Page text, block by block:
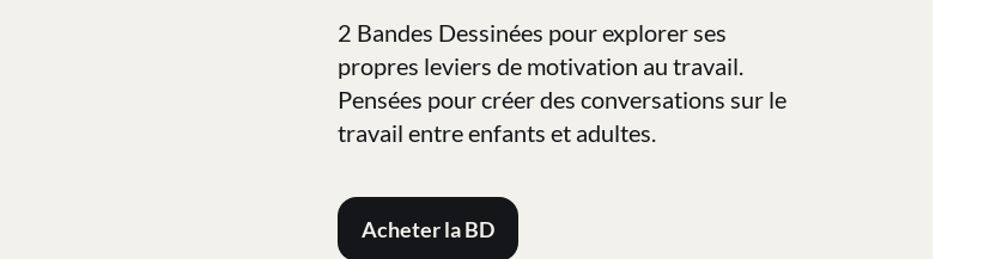
2 Bandes Dessinées pour explorer ses
propres leviers de motivation au travail.
Pensées pour créer des conversations sur le
travail entre enfants et adultes.
Acheter la BD